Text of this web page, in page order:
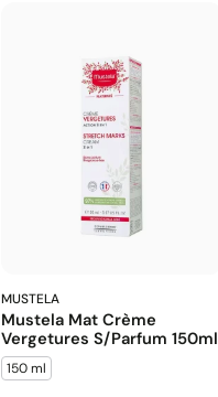
MUSTELA
Mustela Mat Crème
Vergetures S/parfum 150ml
150 ml